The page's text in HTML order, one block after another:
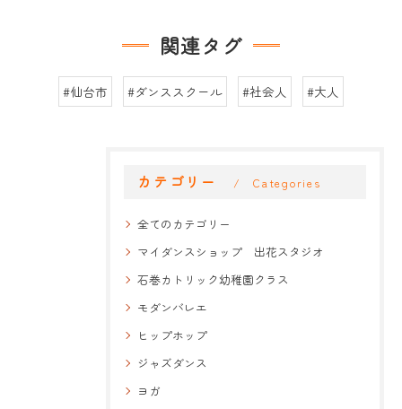
関連タグ
#仙台市 #ダンススクール #社会人 #大人
カテゴリー Categories
全てのカテゴリー
マイダンスショップ 出花スタジオ
石巻カトリック幼稚園クラス
モダンバレエ
ヒップホップ
ジャズダンス
ヨガ